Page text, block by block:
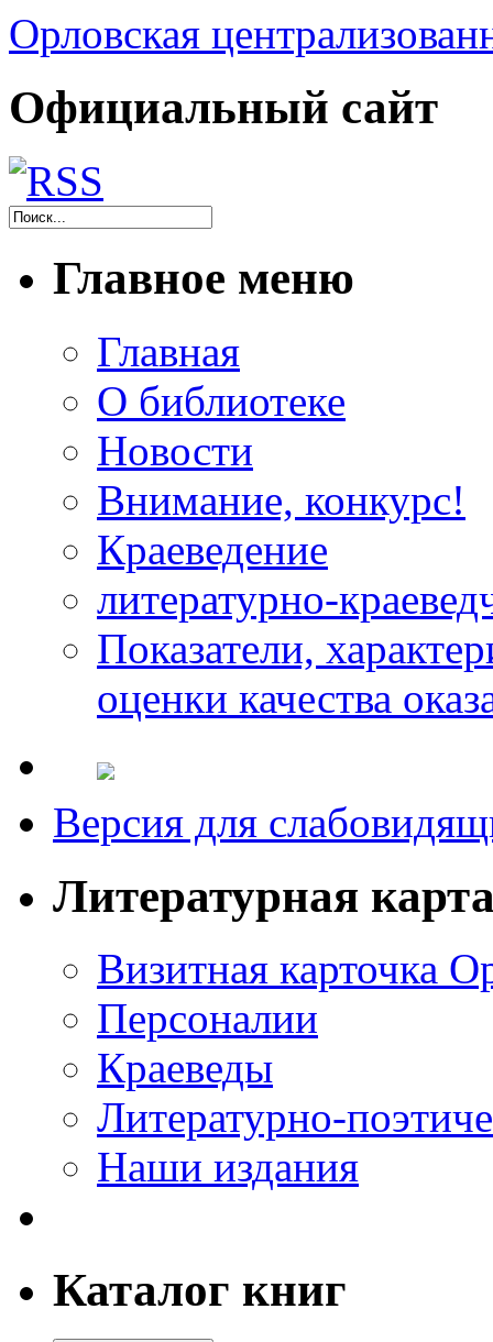
Орловская
Официальный сайт
Главное меню
Главная
О библиотеке
Новости
Внимание, конкурс!
Краеведение
литературно-
Показатели,
оценки качества
Версия для
Литературная
Визитная карточка
Персоналии
Краеведы
Литературно-
Наши издания
Каталог книг